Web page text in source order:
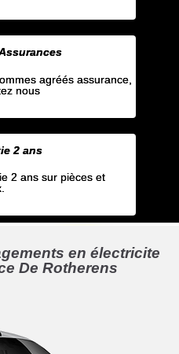
agréés assurance,
nous
2 ans
2 ans sur pièces et
en électricite
De Rotherens